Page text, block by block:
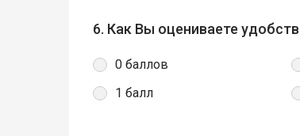
6. Как Вы оцениваете
0 баллов
1 балл